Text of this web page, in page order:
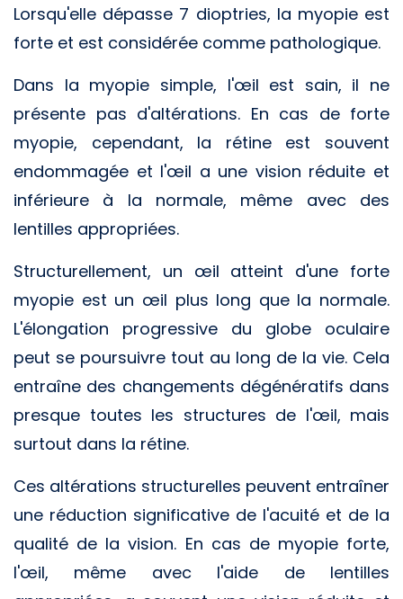
Lorsqu'elle dépasse 7 dioptries, la myopie est
forte et est considérée comme pathologique.
Dans la myopie simple, l'œil est sain, il ne
présente pas d'altérations. En cas de forte
myopie, cependant, la rétine est souvent
endommagée et l'œil a une vision réduite et
inférieure à la normale, même avec des
lentilles appropriées.
Structurellement, un œil atteint d'une forte
myopie est un œil plus long que la normale.
L'élongation progressive du globe oculaire
peut se poursuivre tout au long de la vie. Cela
entraîne des changements dégénératifs dans
presque toutes les structures de l'œil, mais
surtout dans la rétine.
Ces altérations structurelles peuvent entraîner
une réduction significative de l'acuité et de la
qualité de la vision. En cas de myopie forte,
l'œil, même avec l'aide de lentilles